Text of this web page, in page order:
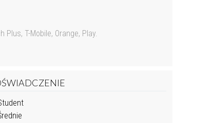
Plus, T-Mobile, Orange, Play.